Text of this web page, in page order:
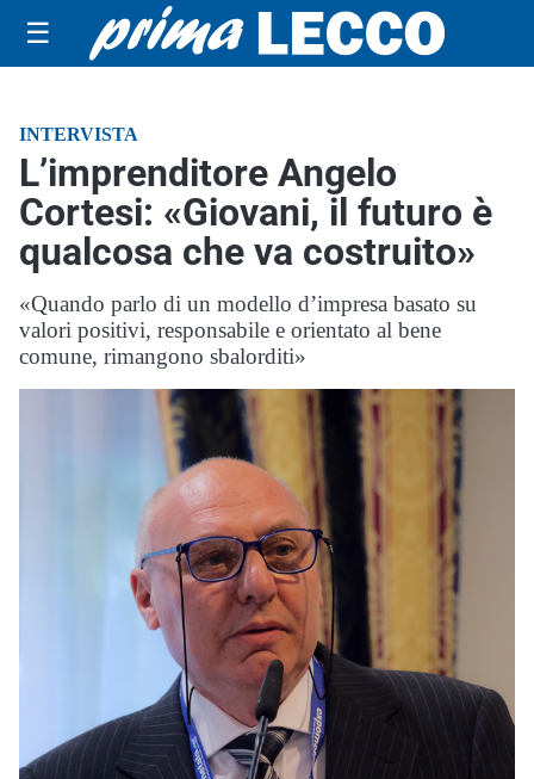
☰
INTERVISTA
L’imprenditore Angelo
Cortesi: «Giovani, il futuro è
qualcosa che va costruito»
«Quando parlo di un modello d’impresa basato su
valori positivi, responsabile e orientato al bene
comune, rimangono sbalorditi»